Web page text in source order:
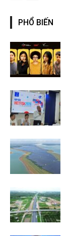
PHỔ BIẾN